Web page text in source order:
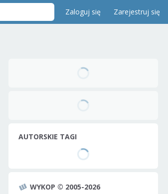
Zaloguj się Zarejestruj się
AUTORSKIE TAGI
WYKOP © 2005-2026